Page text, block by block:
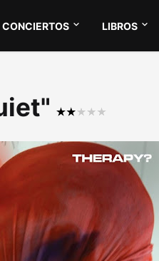
CONCIERTOS LIBROS